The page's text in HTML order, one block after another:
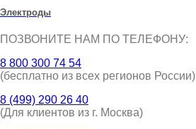
Электроды
ПОЗВОНИТЕ НАМ ПО ТЕЛЕФОНУ:
8 800 300 74 54
(бесплатно из всех регионов России)
8 (499) 290 26 40
(Для клиентов из г. Москва)